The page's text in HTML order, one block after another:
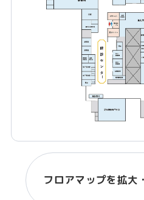
フロアマップを拡大